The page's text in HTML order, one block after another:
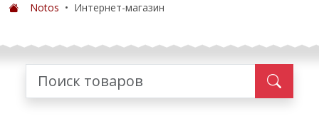
Notos • Интернет-магазин